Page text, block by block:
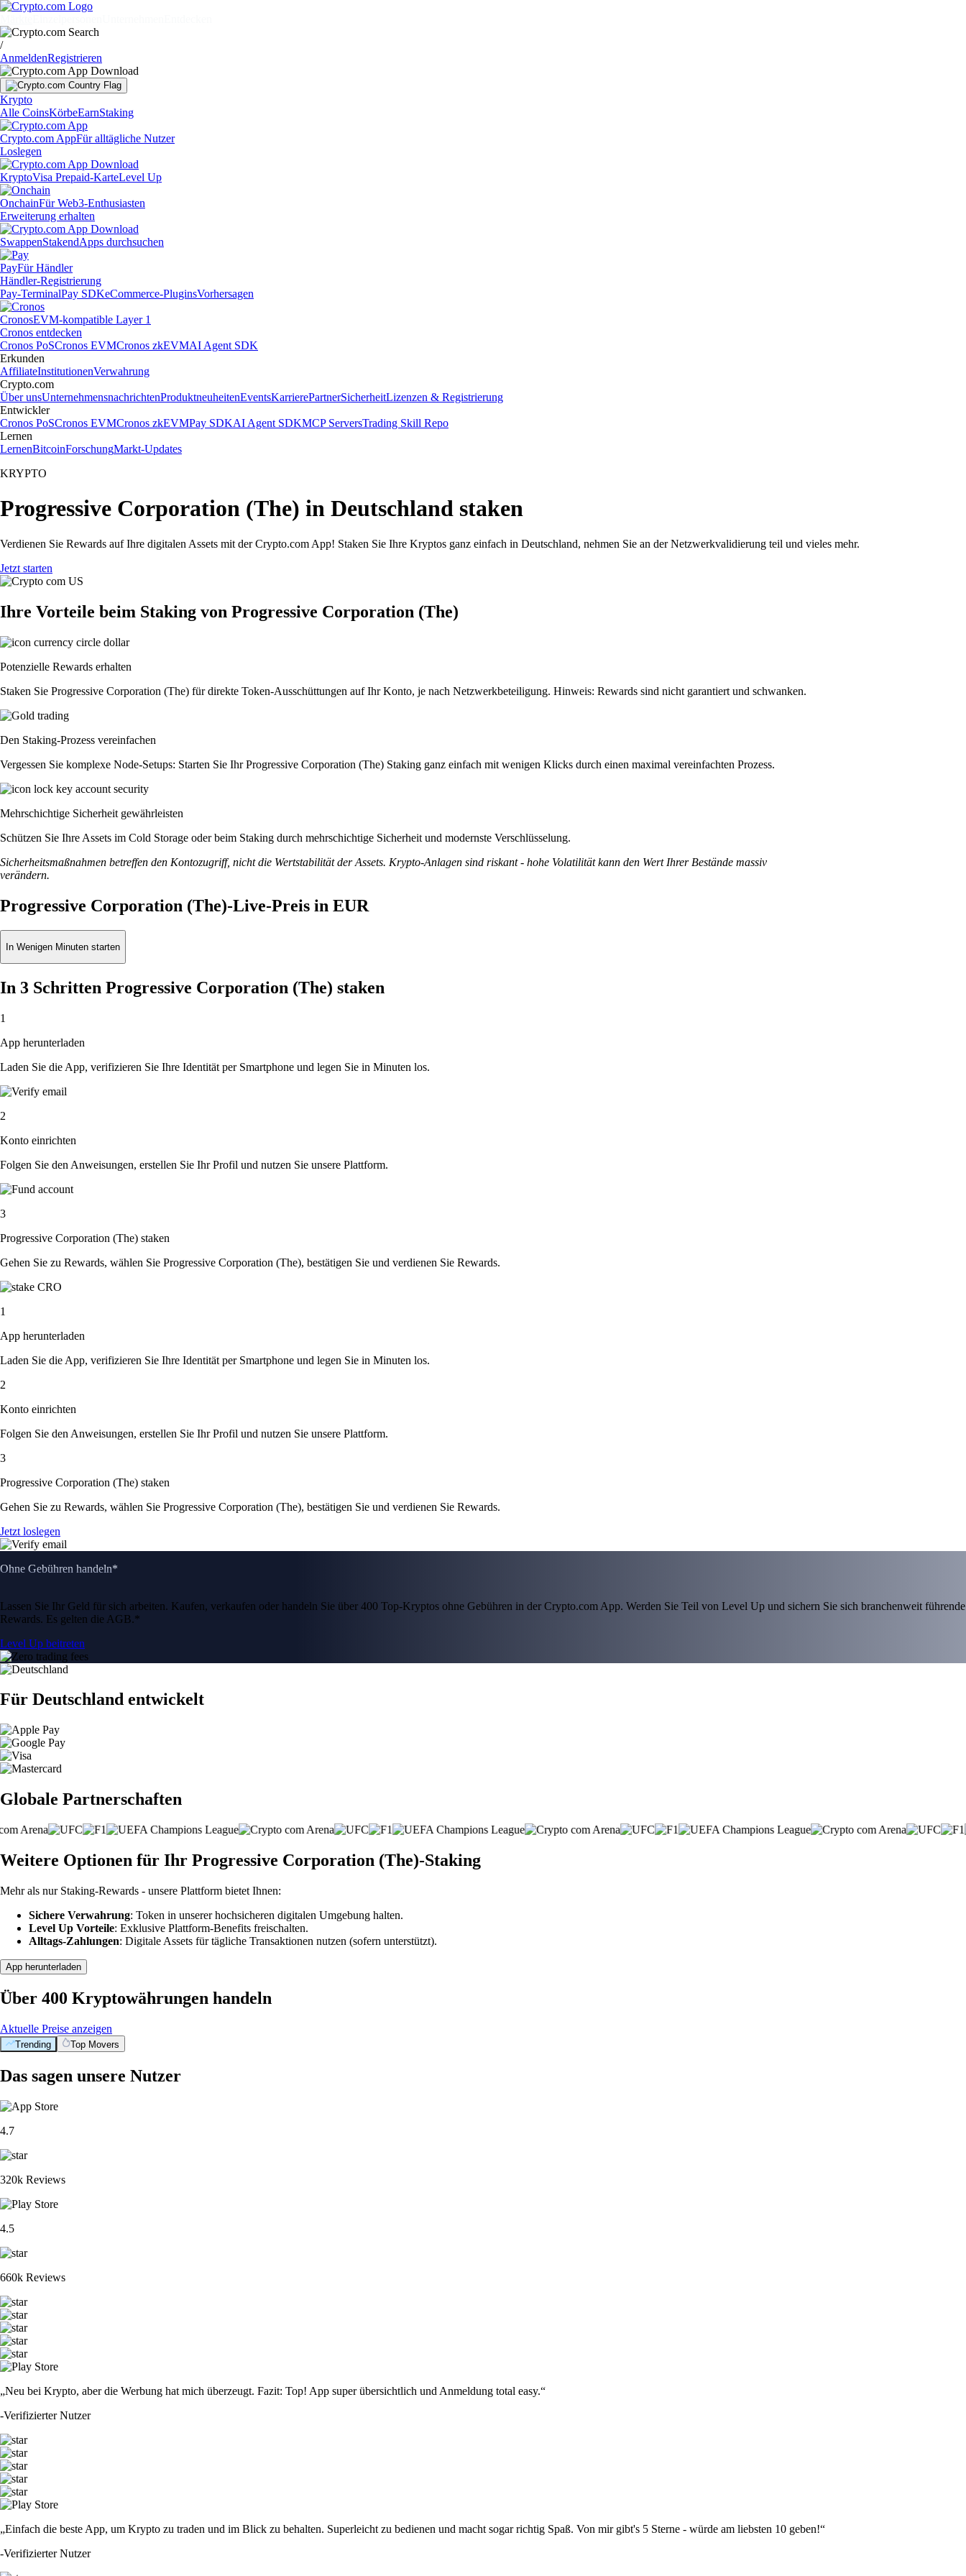
/
AnmeldenRegistrieren
Krypto
Alle CoinsKörbeEarnStaking
Crypto.com AppFür alltägliche Nutzer
Loslegen
KryptoVisa Prepaid-KarteLevel Up
OnchainFür Web3-Enthusiasten
Erweiterung erhalten
SwappenStakendApps durchsuchen
PayFür Händler
Händler-Registrierung
Pay-TerminalPay SDKeCommerce-PluginsVorhersagen
CronosEVM-kompatible Layer 1
Cronos entdecken
Cronos PoSCronos EVMCronos zkEVMAI Agent SDK
Erkunden
AffiliateInstitutionenVerwahrung
Crypto.com
Über unsUnternehmensnachrichtenProduktneuheitenEventsKarrierePartnerSicherheitLizenzen & Registrierung
Entwickler
Cronos PoSCronos EVMCronos zkEVMPay SDKAI Agent SDKMCP ServersTrading Skill Repo
Lernen
LernenBitcoinForschungMarkt-Updates
KRYPTO
Progressive Corporation (The) in Deutschland staken
Verdienen Sie Rewards auf Ihre digitalen Assets mit der Crypto.com App! Staken Sie Ihre Kryptos ganz einfach in Deutschland, nehmen Sie an der Netzwerkvalidierung teil und vieles mehr.
Jetzt starten
Ihre Vorteile beim Staking von Progressive Corporation (The)
Potenzielle Rewards erhalten
Staken Sie Progressive Corporation (The) für direkte Token-Ausschüttungen auf Ihr Konto, je nach Netzwerkbeteiligung. Hinweis: Rewards sind nicht garantiert und schwanken.
Den Staking-Prozess vereinfachen
Vergessen Sie komplexe Node-Setups: Starten Sie Ihr Progressive Corporation (The) Staking ganz einfach mit wenigen Klicks durch einen maximal vereinfachten Prozess.
Mehrschichtige Sicherheit gewährleisten
Schützen Sie Ihre Assets im Cold Storage oder beim Staking durch mehrschichtige Sicherheit und modernste Verschlüsselung.
Sicherheitsmaßnahmen betreffen den Kontozugriff, nicht die Wertstabilität der Assets. Krypto-Anlagen sind riskant - hohe Volatilität kann den Wert Ihrer Bestände massiv
verändern.
Progressive Corporation (The)-Live-Preis in EUR
In Wenigen Minuten starten
In 3 Schritten Progressive Corporation (The) staken
1
App herunterladen
Laden Sie die App, verifizieren Sie Ihre Identität per Smartphone und legen Sie in Minuten los.
2
Konto einrichten
Folgen Sie den Anweisungen, erstellen Sie Ihr Profil und nutzen Sie unsere Plattform.
3
Progressive Corporation (The) staken
Gehen Sie zu Rewards, wählen Sie Progressive Corporation (The), bestätigen Sie und verdienen Sie Rewards.
1
App herunterladen
Laden Sie die App, verifizieren Sie Ihre Identität per Smartphone und legen Sie in Minuten los.
2
Konto einrichten
Folgen Sie den Anweisungen, erstellen Sie Ihr Profil und nutzen Sie unsere Plattform.
3
Progressive Corporation (The) staken
Gehen Sie zu Rewards, wählen Sie Progressive Corporation (The), bestätigen Sie und verdienen Sie Rewards.
Jetzt loslegen
Ohne Gebühren handeln*
Lassen Sie Ihr Geld für sich arbeiten. Kaufen, verkaufen oder handeln Sie über 400 Top-Kryptos ohne Gebühren in der Crypto.com App. Werden Sie Teil von Level Up und sichern Sie sich branchenweit führende
Rewards. Es gelten die AGB.*
Level Up beitreten
Für Deutschland entwickelt
Globale Partnerschaften
Weitere Optionen für Ihr Progressive Corporation (The)-Staking
Mehr als nur Staking-Rewards - unsere Plattform bietet Ihnen:
Sichere Verwahrung: Token in unserer hochsicheren digitalen Umgebung halten.
Level Up Vorteile: Exklusive Plattform-Benefits freischalten.
Alltags-Zahlungen: Digitale Assets für tägliche Transaktionen nutzen (sofern unterstützt).
App herunterladen
Über 400 Kryptowährungen handeln
Aktuelle Preise anzeigen
Trending Top Movers
Das sagen unsere Nutzer
4.7
320k Reviews
4.5
660k Reviews
„Neu bei Krypto, aber die Werbung hat mich überzeugt. Fazit: Top! App super übersichtlich und Anmeldung total easy.“
-Verifizierter Nutzer
„Einfach die beste App, um Krypto zu traden und im Blick zu behalten. Superleicht zu bedienen und macht sogar richtig Spaß. Von mir gibt's 5 Sterne - würde am liebsten 10 geben!“
-Verifizierter Nutzer